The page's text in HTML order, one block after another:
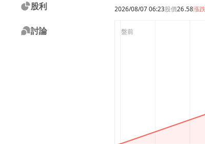
股利
討論
2026/08/07 06:23股價26.58漲跌